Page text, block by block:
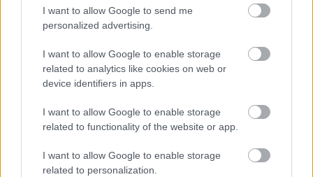
I want to allow Google to send me
personalized advertising.
I want to allow Google to enable storage
related to analytics like cookies on web or
device identifiers in apps.
I want to allow Google to enable storage
related to functionality of the website or app.
I want to allow Google to enable storage
related to personalization.
Látványos építési szakasz indult be a
Paks II.: Mit jelent az 5. blokk új
mérföldköve a felülvizsgálat
árnyékában?